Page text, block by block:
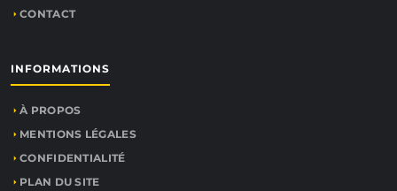
CONTACT
INFORMATIONS
À PROPOS
MENTIONS LÉGALES
CONFIDENTIALITÉ
PLAN DU SITE